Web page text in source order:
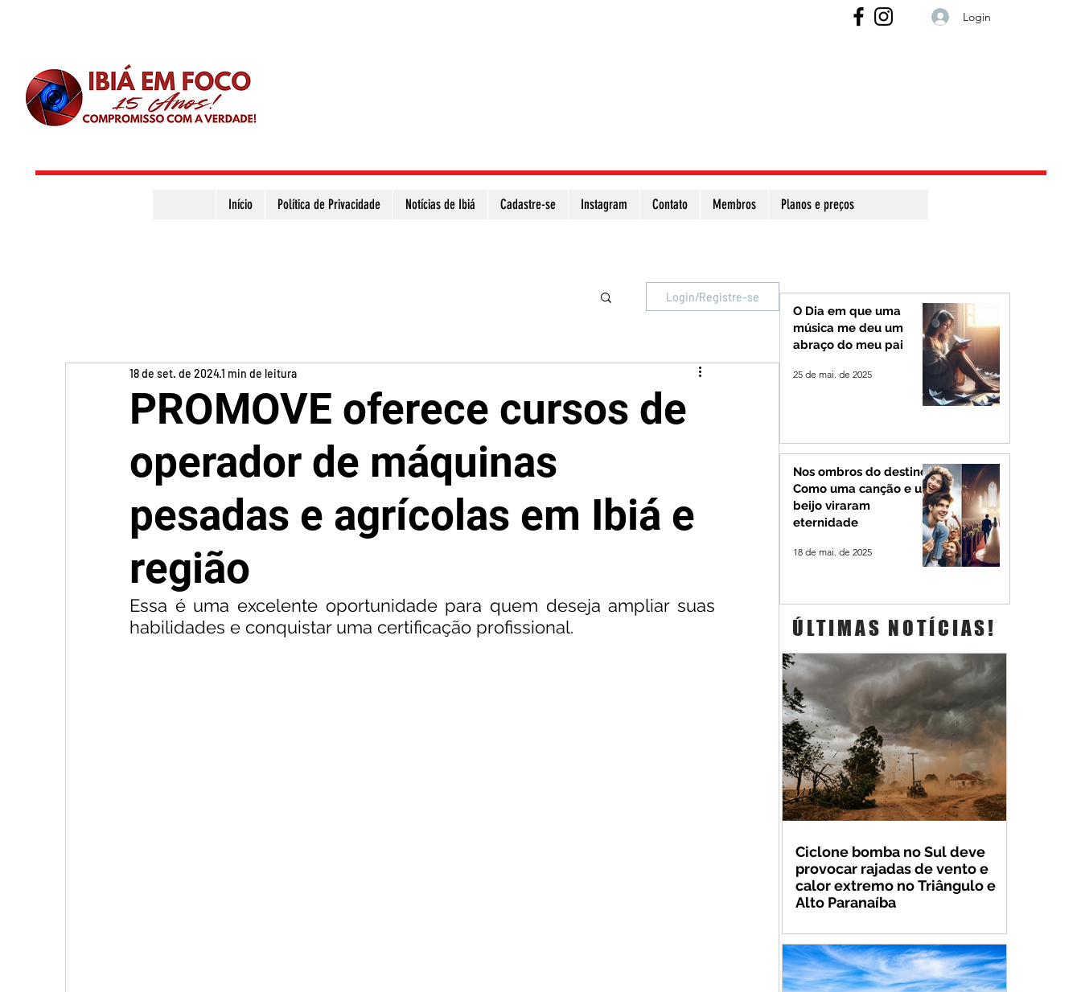
Login
Início Política de Privacidade Notícias de Ibiá Cadastre-se Instagram Contato Membros Planos e preços
Login/Registre-se
PROMOVE oferece cursos de
operador de máquinas
pesadas e agrícolas em Ibiá e
região
18 de set. de 20241 min de leitura
Essa é uma excelente oportunidade para quem deseja ampliar suas
habilidades e conquistar uma certificação profissional.
O Dia em que uma
música me deu um
abraço do meu pai
25 de mai. de 2025
Nos ombros do destino:
Como uma canção e um
beijo viraram
eternidade
18 de mai. de 2025
ÚLTIMAS NOTÍCIAS!
Ciclone bomba no Sul deve
provocar rajadas de vento e
calor extremo no Triângulo e
Alto Paranaíba